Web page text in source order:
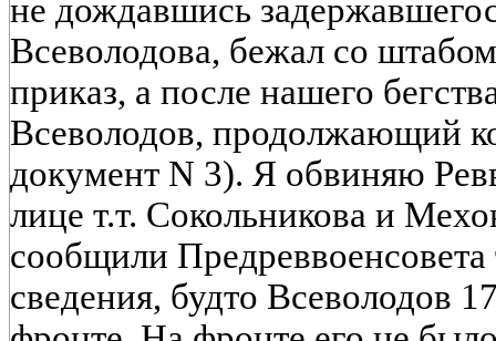
не дождавшись
Всеволодова, бежал со
приказ, а после нашего
Всеволодов, продолжающий
документ N 3). Я обвиняю
лице т.т. Сокольникова и
сообщили
сведения, будто Всеволодов